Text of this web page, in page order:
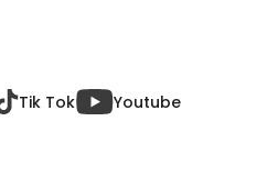
Tik Tok Youtube